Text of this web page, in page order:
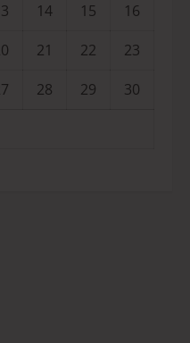
14 15
16
21 22
23
28 29
30